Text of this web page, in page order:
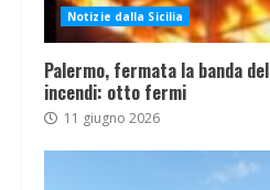
Notizie dalla Sicilia
Palermo, fermata la banda
incendi: otto fermi
11 giugno 2026